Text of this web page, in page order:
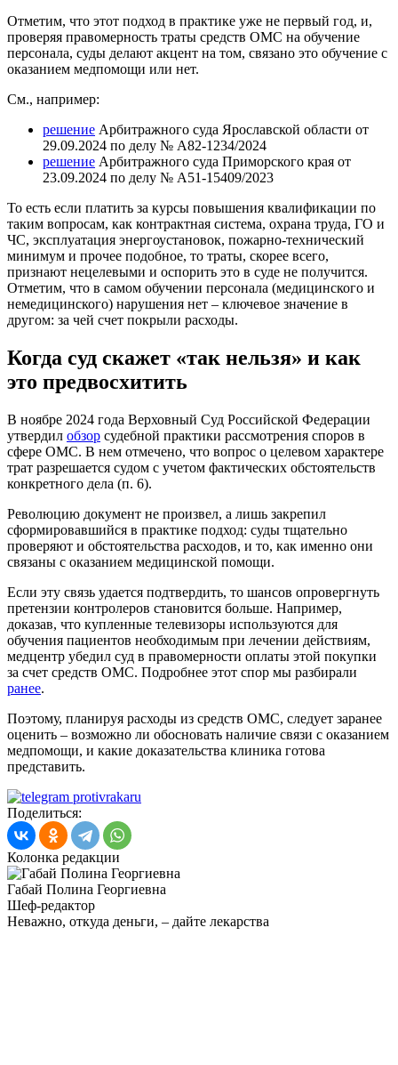
Отметим, что этот подход в практике уже не первый год, и,
проверяя правомерность траты средств ОМС на обучение
персонала, суды делают акцент на том, связано это обучение с
оказанием медпомощи или нет.
См., например:
решение Арбитражного суда Ярославской области от
29.09.2024 по делу № А82-1234/2024
решение Арбитражного суда Приморского края от
23.09.2024 по делу № А51-15409/2023
То есть если платить за курсы повышения квалификации по
таким вопросам, как контрактная система, охрана труда, ГО и
ЧС, эксплуатация энергоустановок, пожарно-технический
минимум и прочее подобное, то траты, скорее всего,
признают нецелевыми и оспорить это в суде не получится.
Отметим, что в самом обучении персонала (медицинского и
немедицинского) нарушения нет – ключевое значение в
другом: за чей счет покрыли расходы.
Когда суд скажет «так нельзя» и как
это предвосхитить
В ноябре 2024 года Верховный Суд Российской Федерации
утвердил обзор судебной практики рассмотрения споров в
сфере ОМС. В нем отмечено, что вопрос о целевом характере
трат разрешается судом с учетом фактических обстоятельств
конкретного дела (п. 6).
Революцию документ не произвел, а лишь закрепил
сформировавшийся в практике подход: суды тщательно
проверяют и обстоятельства расходов, и то, как именно они
связаны с оказанием медицинской помощи.
Если эту связь удается подтвердить, то шансов опровергнуть
претензии контролеров становится больше. Например,
доказав, что купленные телевизоры используются для
обучения пациентов необходимым при лечении действиям,
медцентр убедил суд в правомерности оплаты этой покупки
за счет средств ОМС. Подробнее этот спор мы разбирали
ранее.
Поэтому, планируя расходы из средств ОМС, следует заранее
оценить – возможно ли обосновать наличие связи с оказанием
медпомощи, и какие доказательства клиника готова
представить.
Поделиться:
Колонка редакции
Габай Полина Георгиевна
Шеф-редактор
Неважно, откуда деньги, – дайте лекарства